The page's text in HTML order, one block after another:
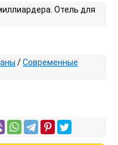
Отель для
/Современные